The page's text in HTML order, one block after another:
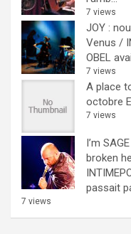
7 views
JOY :
Venus /
OBEL
7 views
A place
octobre
7 views
I’m
broken
passait
7 views